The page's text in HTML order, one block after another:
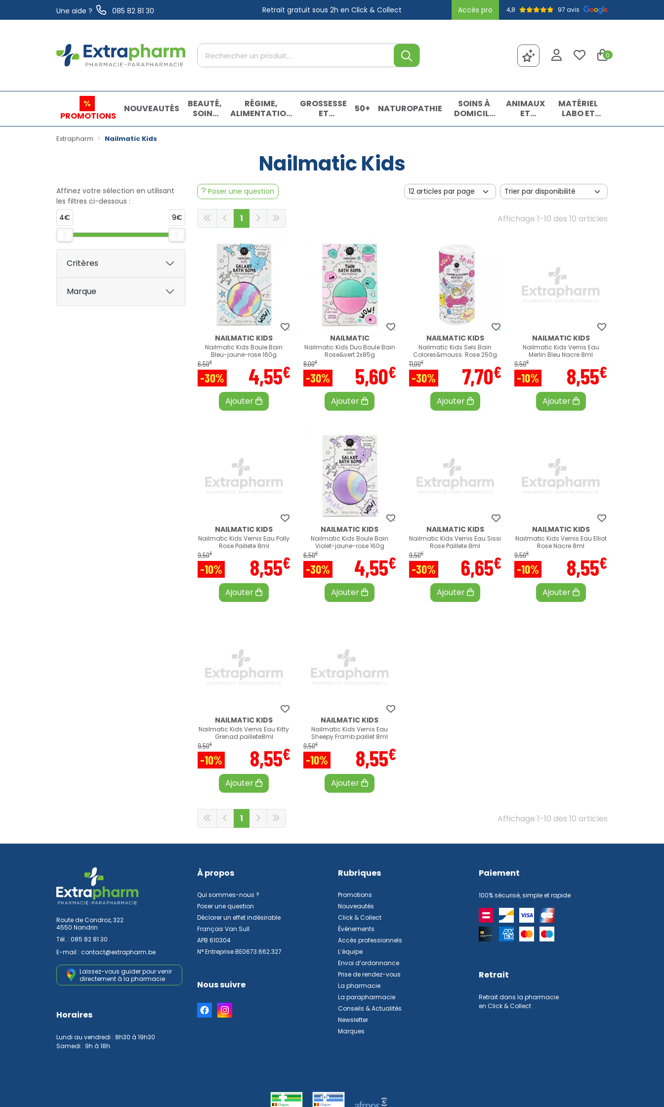
Une aide ? 085 82 81 30 Retrait gratuit sous 2h en Click & Collect Accès pro 4,8 97 avis
Extrapharm Votre pharmacie en ligne à votre service 0
%
PROMOTIONS
NOUVEAUTÉS
BEAUTÉ,
SOINS
ET
RÉGIME,
ALIMENTATION
& VITAMINES
GROSSESSE
ET
ENFANTS
50+ NATUROPATHIE
SOINS À
DOMICILE
ET
ANIMAUX
ET
INSECTES
MATÉRIEL
LABO ET
MATIÈRES
Extrapharm Nailmatic Kids
Nailmatic Kids
Poser une question
Affichage 1-10 des 10 articles
1
NAILMATIC KIDS
Nailmatic Kids Boule Bain
Bleu-jaune-rose 160g
6,50€
-30% 4,55€
Ajouter
NAILMATIC
Nailmatic Kids Duo Boule Bain
Rose&vert 2x85g
8,00€
-30% 5,60€
Ajouter
NAILMATIC KIDS
Nailmatic Kids Sels Bain
Colores&mouss. Rose 250g
11,00€
-30% 7,70€
Ajouter
NAILMATIC KIDS
Nailmatic Kids Vernis Eau
Merlin Bleu Nacre 8ml
9,50€
-10% 8,55€
Ajouter
NAILMATIC KIDS
Nailmatic Kids Vernis Eau Polly
Rose Paillete 8ml
9,50€
-10% 8,55€
Ajouter
NAILMATIC KIDS
Nailmatic Kids Boule Bain
Violet-jaune-rose 160g
6,50€
-30% 4,55€
Ajouter
NAILMATIC KIDS
Nailmatic Kids Vernis Eau Sissi
Rose Paillete 8ml
9,50€
-30% 6,65€
Ajouter
NAILMATIC KIDS
Nailmatic Kids Vernis Eau Elliot
Rose Nacre 8ml
9,50€
-10% 8,55€
Ajouter
NAILMATIC KIDS
Nailmatic Kids Vernis Eau Kitty
Grenad.paillete8ml
9,50€
-10% 8,55€
Ajouter
NAILMATIC KIDS
Nailmatic Kids Vernis Eau
Sheepy Framb.paillet 8ml
9,50€
-10% 8,55€
Ajouter
Affichage 1-10 des 10 articles
1
Affinez votre sélection en utilisant
les filtres ci-dessous :
4€
9€
Critères
Marque
Route de Condroz, 322
4550 Nandrin
Tél. : 085 82 81 30
E-mail : contact@extrapharm.be
Laissez-vous guider pour venir
directement à la pharmacie
Horaires
Lundi au vendredi : 8h30 à 19h30
Samedi : 9h à 18h
À propos
Qui sommes-nous ?
Poser une question
Déclarer un effet indésirable
François Van Sull
APB 610304
N° Entreprise BE0673.662.327
Nous suivre
Rubriques
Promotions
Nouveautés
Click & Collect
Événements
Accès professionnels
L’équipe
Envoi d’ordonnance
Prise de rendez-vous
La pharmacie
La parapharmacie
Conseils & Actualités
Newsletter
Marques
Paiement
100% sécurisé, simple et rapide
Retrait
Retrait dans la pharmacie
en Click & Collect